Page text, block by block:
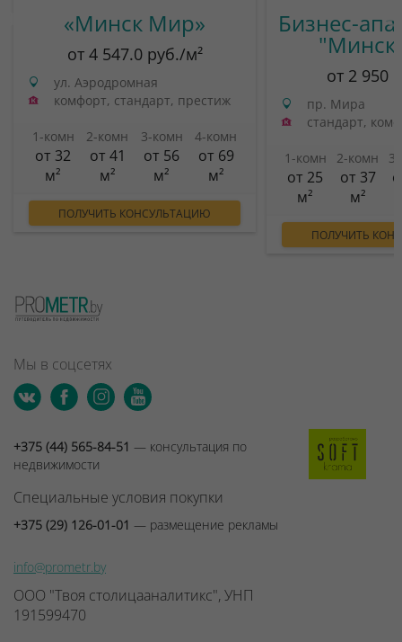
«Минск Мир»
от 4 547.0 руб./м²
ул. Аэродромная
комфорт, стандарт, престиж
1-комн
от 32
м²
2-комн
от 41
м²
3-комн
от 56
м²
4-комн
от 69
м²
ПОЛУЧИТЬ КОНСУЛЬТАЦИЮ
Бизнес-
от 2 950
пр. Мира
стандарт,
1-комн
от 25
м²
2-комн
от 37
м²
ПОЛУЧИТЬ
Мы в соцсетях
+375 (44) 565-84-51 — консультация по
недвижимости
Специальные условия покупки
+375 (29) 126-01-01 — размещение рекламы
info@prometr.by
ООО "Твоя столицааналитикс", УНП
191599470